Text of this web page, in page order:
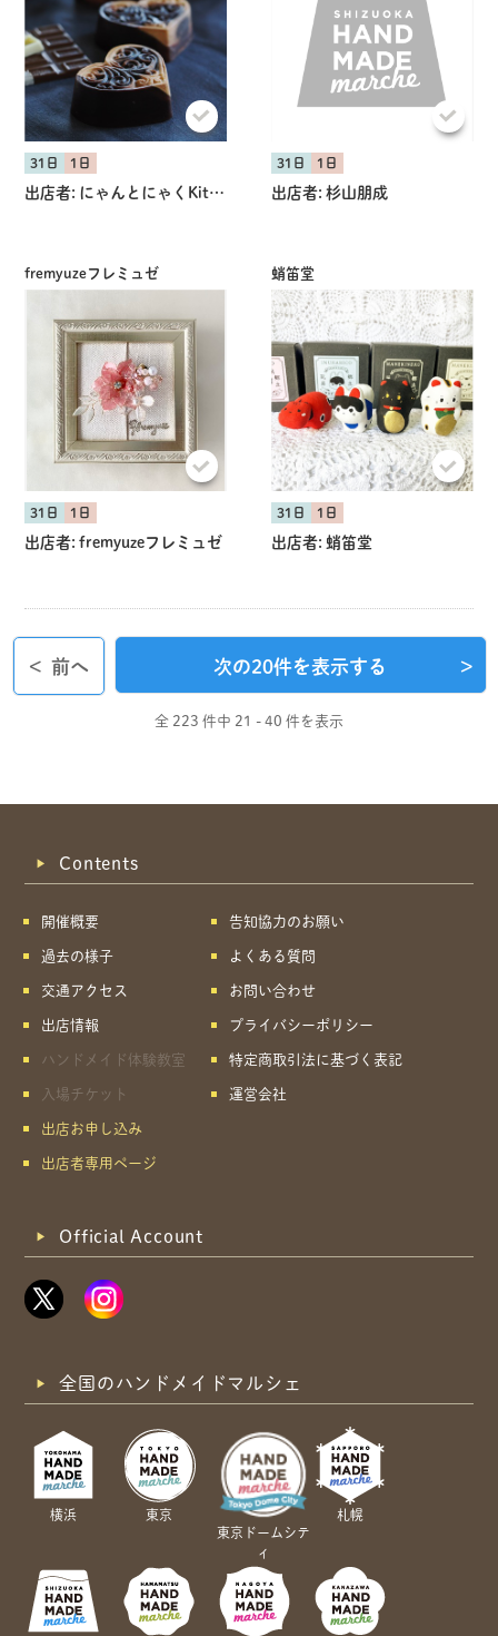
31日 1日
出店者: にゃんとにゃくKitchen
31日 1日
出店者: 杉山朋成
fremyuzeフレミュゼ
31日 1日
出店者: fremyuzeフレミュゼ
蛸笛堂
31日 1日
出店者: 蛸笛堂
< 前へ 次の20件を表示する >
全 223 件中 21 - 40 件を表示
Contents
開催概要
過去の様子
交通アクセス
出店情報
ハンドメイド体験教室
入場チケット
出店お申し込み
出店者専用ページ
告知協力のお願い
よくある質問
お問い合わせ
プライバシーポリシー
特定商取引法に基づく表記
運営会社
Official Account
全国のハンドメイドマルシェ
横浜
東京
東京ドームシテ
ィ
札幌